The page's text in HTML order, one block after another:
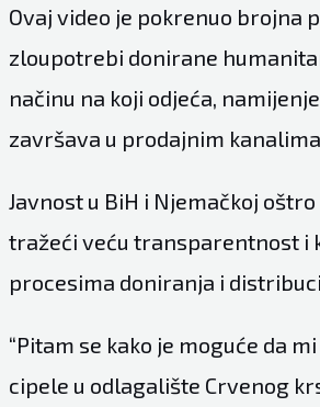
Ovaj video je pokrenuo brojna
zloupotrebi donirane
načinu na koji odjeća,
završava u prodajnim
Javnost u BiH i Njemačkoj
tražeći veću transparentnost i
procesima doniranja i
“Pitam se kako je moguće da
cipele u odlagalište Crvenog